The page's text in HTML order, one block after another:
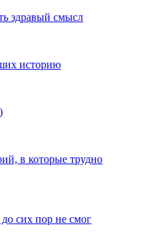
здравый смысл
историю
в которые трудно
до сих пор не смог